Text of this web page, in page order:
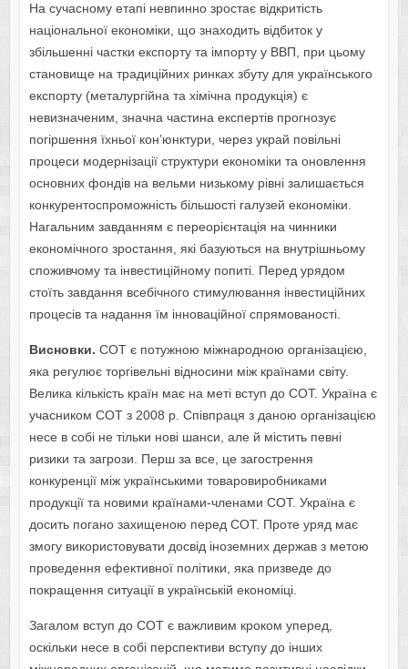
На сучасному етапі невпинно зростає відкритість
національної економіки, що знаходить відбиток у
збільшенні частки експорту та імпорту у ВВП, при цьому
становище на традиційних ринках збуту для українського
експорту (металургійна та хімічна продукція) є
невизначеним, значна частина експертів прогнозує
погіршення їхньої кон’юнктури, через украй повільні
процеси модернізації структури економіки та оновлення
основних фондів на вельми низькому рівні залишається
конкурентоспроможність більшості галузей економіки.
Нагальним завданням є переорієнтація на чинники
економічного зростання, які базуються на внутрішньому
споживчому та інвестиційному попиті. Перед урядом
стоїть завдання всебічного стимулювання інвестиційних
процесів та надання їм інноваційної спрямованості.
Висновки. СОТ є потужною міжнародною організацією,
яка регулює торгівельні відносини між країнами світу.
Велика кількість країн має на меті вступ до СОТ. Україна є
учасником СОТ з 2008 р. Співпраця з даною організацією
несе в собі не тільки нові шанси, але й містить певні
ризики та загрози. Перш за все, це загострення
конкуренції між українськими товаровиробниками
продукції та новими країнами-членами СОТ. Україна є
досить погано захищеною перед СОТ. Проте уряд має
змогу використовувати досвід іноземних держав з метою
проведення ефективної політики, яка призведе до
покращення ситуації в українській економіці.
Загалом вступ до СОТ є важливим кроком уперед,
оскільки несе в собі перспективи вступу до інших